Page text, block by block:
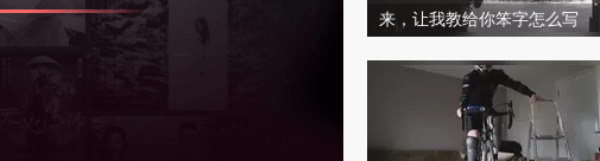
对比度 来，让我教给你笨字怎么写